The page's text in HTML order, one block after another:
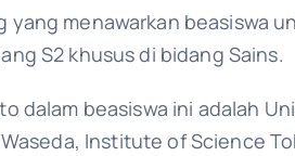
menawarkan beasiswa
S2 khusus di bidang Sains.
dalam beasiswa ini adalah
Institute of Science